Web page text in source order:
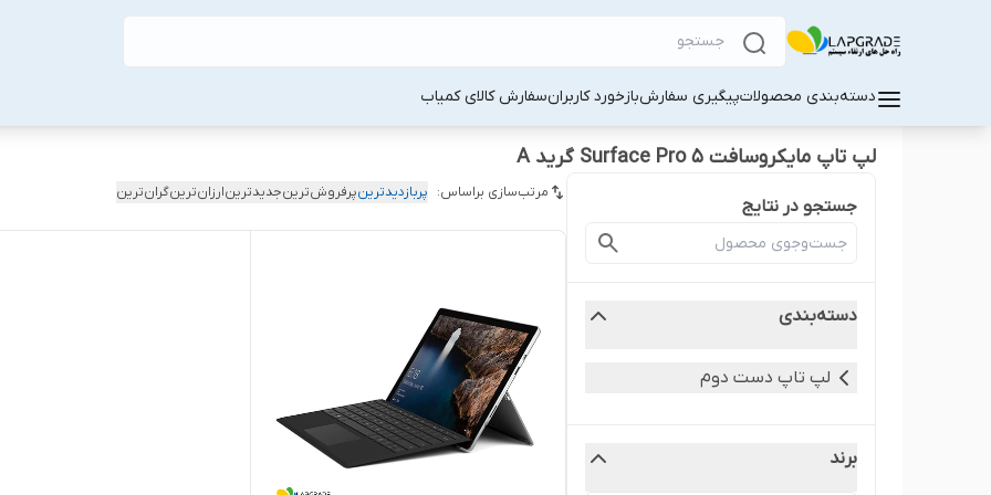
دسته‌بندی محصولاتپیگیری سفارشبازخورد کاربرانسفارش کالا‌ی کمیاب
لپ تاپ مایکروسافت Surface Pro 5 گرید A
جستجو در نتایج
دسته‌بندی
لپ‌ تاپ دست دوم
برند
مرتب‌سازی براساس: پربازدیدترینپرفروش‌ترینجدیدترینارزان‌ترینگران‌ترین